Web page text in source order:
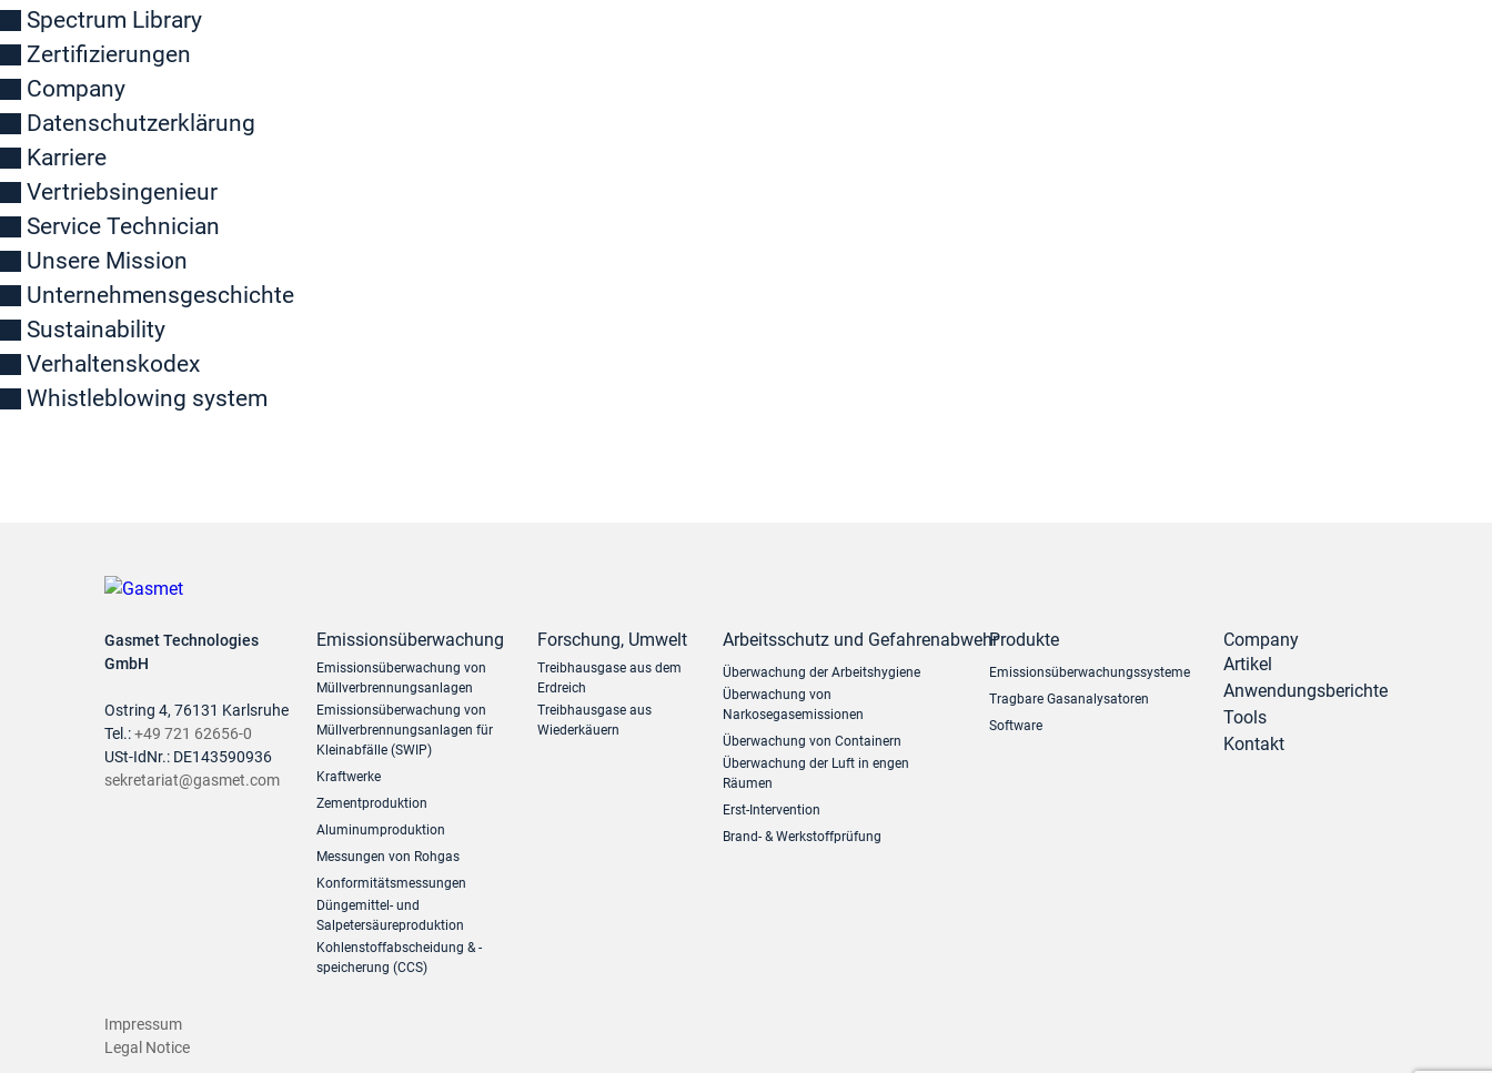
Spectrum Library
Zertifizierungen
Company
Datenschutzerklärung
Karriere
Vertriebsingenieur
Service Technician
Unsere Mission
Unternehmensgeschichte
Sustainability
Verhaltenskodex
Whistleblowing system
Gasmet Technologies
GmbH
Ostring 4, 76131 Karlsruhe
Tel.:+49 721 62656-0
USt-IdNr.: DE143590936
sekretariat@gasmet.com
Emissionsüberwachung
Emissionsüberwachung von
Müllverbrennungsanlagen
Emissionsüberwachung von
Müllverbrennungsanlagen für
Kleinabfälle (SWIP)
Kraftwerke
Zementproduktion
Aluminumproduktion
Messungen von Rohgas
Konformitätsmessungen
Düngemittel- und
Salpetersäureproduktion
Kohlenstoffabscheidung & -
speicherung (CCS)
Forschung, Umwelt
Treibhausgase aus dem
Erdreich
Treibhausgase aus
Wiederkäuern
Arbeitsschutz und Gefahrenabwehr
Überwachung der Arbeitshygiene
Überwachung von
Narkosegasemissionen
Überwachung von Containern
Überwachung der Luft in engen
Räumen
Erst-Intervention
Brand- & Werkstoffprüfung
Produkte
Emissionsüberwachungssysteme
Tragbare Gasanalysatoren
Software
Company
Artikel
Anwendungsberichte
Tools
Kontakt
Impressum
Legal Notice